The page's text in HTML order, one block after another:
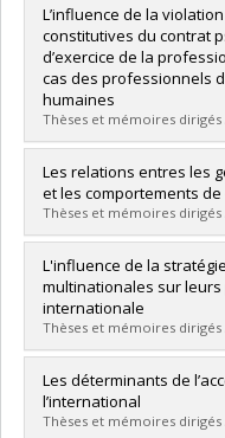
Diplômé(e) :Volkov, Igor
Cycle :Doctorat
Diplôme obtenu :Ph. D.
Lien vers le document
L’influence de la
constitutives du contrat
d’exercice de la
cas des professionnels
humaines
Thèses et mémoires dirigés
Diplômé(e) : Derome,
Cycle :Maîtrise
Diplôme obtenu :M. Sc.
Lien vers le document
Les relations entres les
et les comportements
Thèses et mémoires dirigés
Diplômé(e) :Girard,
Cycle :Maîtrise
Diplôme obtenu :
Lien vers le document
L'influence de la
multinationales sur
internationale
Thèses et mémoires dirigés
Diplômé(e) :Fernandez,
Cycle :Maîtrise
Diplôme obtenu :M. Sc.
Les déterminants de
l’international
Thèses et mémoires dirigés